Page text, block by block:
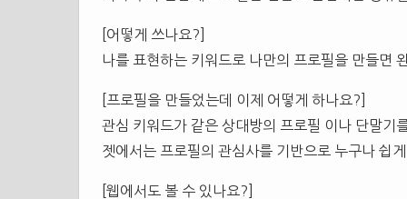
[어떻게 쓰나요?]
나를 표현하는 키워드로 나만의 프로필을 만들면
[프로필을 만들었는데 이제 어떻게 하나요?]
관심 키워드가 같은 상대방의 프로필 이나 단말기
젯에서는 프로필의 관심사를 기반으로 누구나 쉽
[웹에서도 볼 수 있나요?]